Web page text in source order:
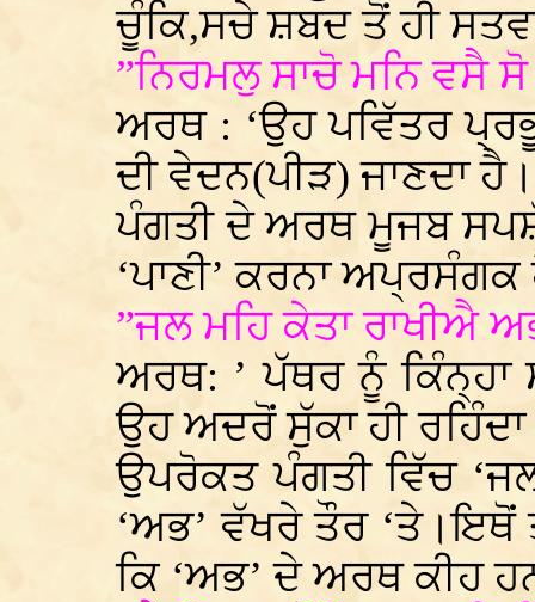
ਚੂੰਕਿ,ਸਚੇ ਸ਼ਬਦ ਤੋਂ ਹੀ
”ਨਿਰਮਲੁ ਸਾਚੋ ਮਨਿ ਵਸੈ
ਅਰਥ : ‘ਉਹ ਪਵਿੱਤਰ
ਦੀ ਵੇਦਨ(ਪੀੜ) ਜਾਣਦਾ
ਪੰਗਤੀ ਦੇ ਅਰਥ ਮੂਜਬ
‘ਪਾਣੀ’ ਕਰਨਾ
”ਜਲ ਮਹਿ ਕੇਤਾ ਰਾਖੀਐ
ਅਰਥ: ’ ਪੱਥਰ ਨੂੰ ਕਿੰਨ੍ਹਾ
ਉਹ ਅਦਰੋਂ ਸੁੱਕਾ ਹੀ ਰਹਿੰਦਾ
ਉਪਰੋਕਤ ਪੰਗਤੀ ਵਿੱਚ
‘ਅਭ’ ਵੱਖਰੇ ਤੌਰ ‘ਤੇ।ਇਥੋਂ
ਕਿ ‘ਅਭ’ ਦੇ ਅਰਥ ਕੀਹ